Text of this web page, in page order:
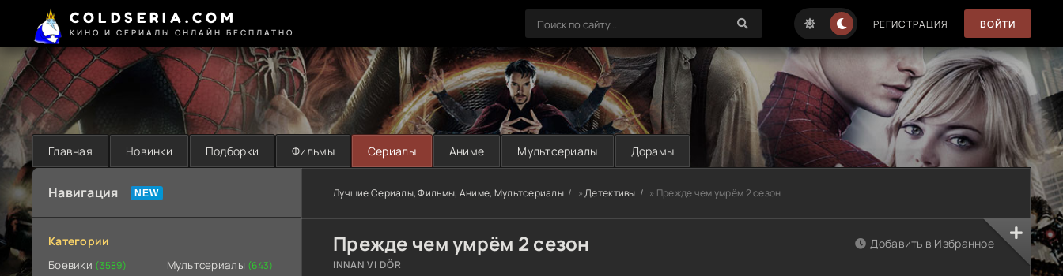
COLDSERIA.COM
КИНО И СЕРИАЛЫ ОНЛАЙН БЕСПЛАТНО
РЕГИСТРАЦИЯ ВОЙТИ
Главная Новинки Подборки Фильмы Сериалы Аниме Мультсериалы Дорамы
Навигация
Категории
Боевики (3589) Мультсериалы (643)
Лучшие Сериалы, Фильмы, Аниме, Мультсериалы »Детективы » Прежде чем умрём 2 сезон
Прежде чем умрём 2 сезон
INNAN VI DÖR
Добавить в Избранное